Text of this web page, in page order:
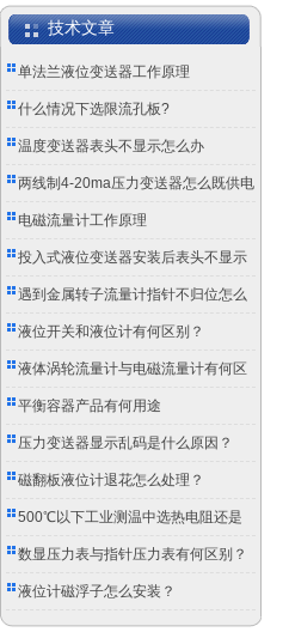
技术文章
单法兰液位变送器工作原理
什么情况下选限流孔板?
温度变送器表头不显示怎么办
两线制4-20ma压力变送器怎么既供电
又传信号？
电磁流量计工作原理
投入式液位变送器安装后表头不显示
怎么办？
遇到金属转子流量计指针不归位怎么
办？
液位开关和液位计有何区别？
液体涡轮流量计与电磁流量计有何区
别？
平衡容器产品有何用途
压力变送器显示乱码是什么原因？
磁翻板液位计退花怎么处理？
500℃以下工业测温中选热电阻还是
双金属温度计？
数显压力表与指针压力表有何区别？
液位计磁浮子怎么安装？